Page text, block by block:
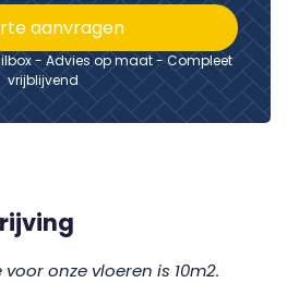
aanvragen
- Advies op maat - Compleet
vrijblijvend
onze vloeren is 10m2.